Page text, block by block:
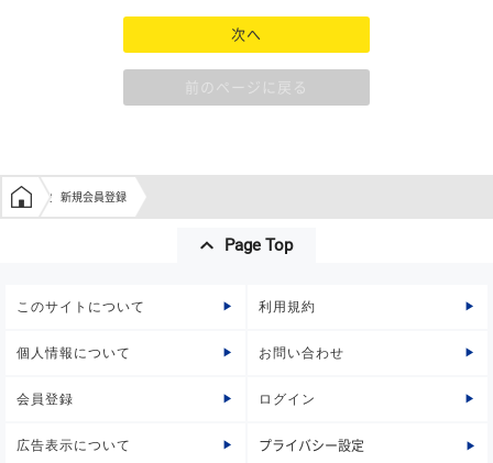
次へ
前のページに戻る
学生の窓口トップ
新規会員登録
Page Top
このサイトについて 利用規約
個人情報について お問い合わせ
会員登録 ログイン
広告表示について プライバシー設定